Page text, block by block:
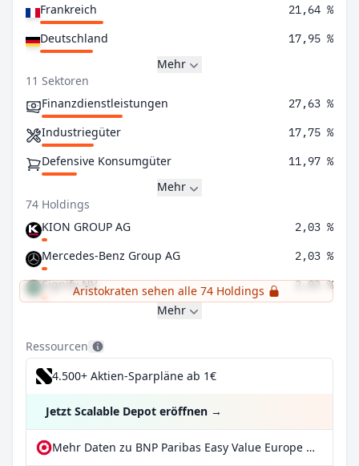
Frankreich 21,64 %
Deutschland 17,95 %
Mehr
11 Sektoren
Finanzdienstleistungen
27,63 %
Industriegüter 17,75 %
Defensive Konsumgüter 11,97 %
Mehr
74 Holdings
KION GROUP AG
2,03 %
Mercedes-Benz Group AG 2,03 %
Signify NV 2,03 %
Aristokraten sehen alle 74 Holdings
Mehr
Ressourcen
4.500+ Aktien-Sparpläne ab 1€
Jetzt Scalable Depot eröffnen →
Mehr Daten zu BNP Paribas Easy Value Europe UCITS ETF Dis bei extraETF